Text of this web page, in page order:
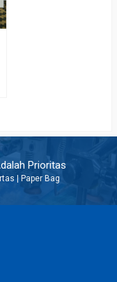
Prioritas
| Paper Bag